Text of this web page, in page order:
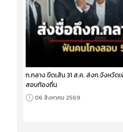
ก.กลาง ขีดเส้น 31 ส.ค. ส่งก.จังหวัด
สอบท้องถิ่น
06 สิงหาคม 2569